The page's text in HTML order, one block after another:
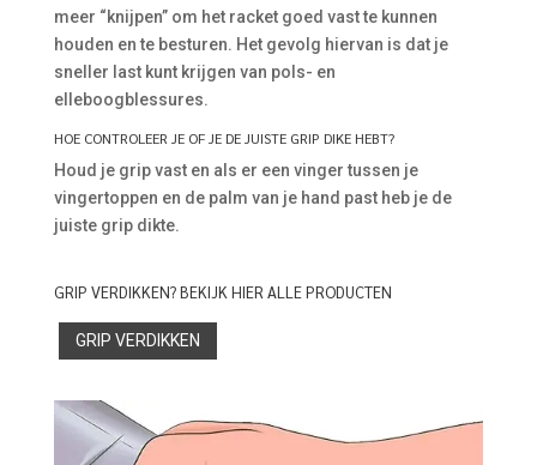
meer “knijpen” om het racket goed vast te kunnen
houden en te besturen. Het gevolg hiervan is dat je
sneller last kunt krijgen van pols- en
elleboogblessures.
HOE CONTROLEER JE OF JE DE JUISTE GRIP DIKE HEBT?
Houd je grip vast en als er een vinger tussen je
vingertoppen en de palm van je hand past heb je de
juiste grip dikte.
GRIP VERDIKKEN? BEKIJK HIER ALLE PRODUCTEN
GRIP VERDIKKEN